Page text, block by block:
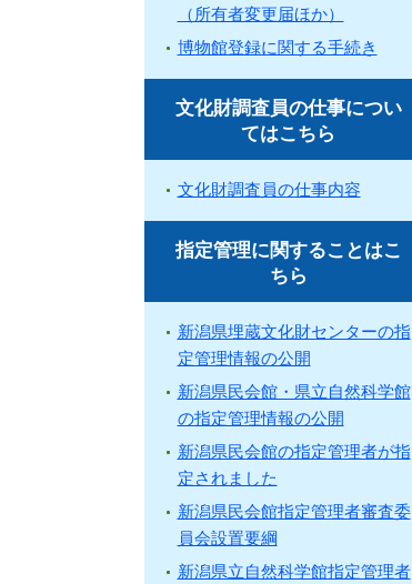
（所有者変更届ほか）
博物館登録に関する手続き
文化財調査員の仕事につい
てはこちら
文化財調査員の仕事内容
指定管理に関することはこ
ちら
新潟県埋蔵文化財センターの指
定管理情報の公開
新潟県民会館・県立自然科学館
の指定管理情報の公開
新潟県民会館の指定管理者が指
定されました
新潟県民会館指定管理者審査委
員会設置要綱
新潟県立自然科学館指定管理者